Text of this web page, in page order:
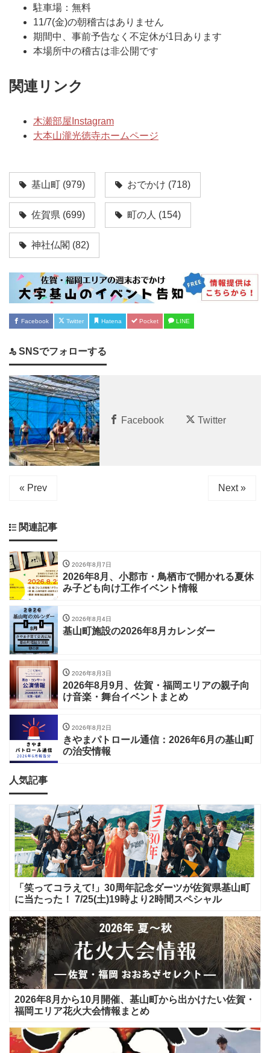
駐車場：無料
11/7(金)の朝稽古はありません
期間中、事前予告なく不定休が1日あります
本場所中の稽古は非公開です
関連リンク
木瀬部屋Instagram
大本山瀧光徳寺ホームページ
基山町 (979) おでかけ (718)
佐賀県 (699) 町の人 (154)
神社仏閣 (82)
Facebook Twitter Hatena Pocket LINE
SNSでフォローする
Facebook Twitter
« Prev Next »
関連記事
2026年8月7日
2026年8月、小郡市・鳥栖市で開かれる夏休
み子ども向け工作イベント情報
2026年8月4日
基山町施設の2026年8月カレンダー
2026年8月3日
2026年8月9月、佐賀・福岡エリアの親子向
け音楽・舞台イベントまとめ
2026年8月2日
きやまパトロール通信：2026年6月の基山町
の治安情報
人気記事
「笑ってコラえて!」30周年記念ダーツが佐賀県基山町
に当たった！ 7/25(土)19時より2時間スペシャル
2026年8月から10月開催、基山町から出かけたい佐賀・
福岡エリア花火大会情報まとめ